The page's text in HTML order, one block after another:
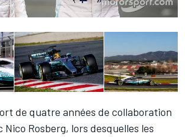
de quatre années de collaboration
Rosberg, lors desquelles les